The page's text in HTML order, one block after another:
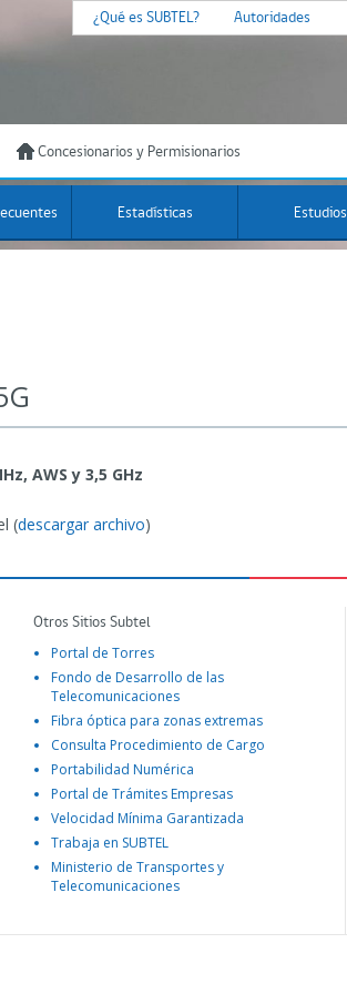
¿Qué es SUBTEL? Autoridades
Concesionarios y Permisionarios
Estadísticas Estudios
AWS y 3,5 GHz
(descargar archivo)
Otros Sitios Subtel
Portal de Torres
Fondo de Desarrollo de las
Telecomunicaciones
Fibra óptica para zonas extremas
Consulta Procedimiento de Cargo
Portabilidad Numérica
Portal de Trámites Empresas
Velocidad Mínima Garantizada
Trabaja en SUBTEL
Ministerio de Transportes y
Telecomunicaciones